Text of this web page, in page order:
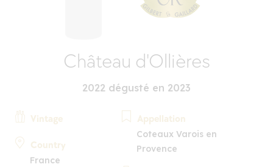
Château d'Ollières
2022 dégusté en 2023
Vintage
Country
France
Appellation
Coteaux Varois en
Provence